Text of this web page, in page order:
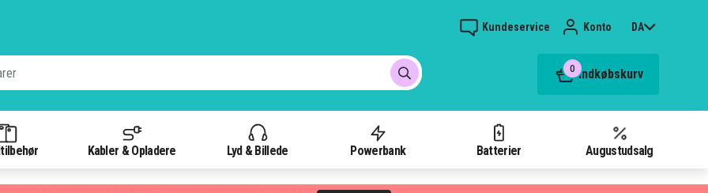
Kundeservice Konto DA
0 Indkøbskurv
Kabler & Opladere Lyd & Billede Powerbank Batterier Augustudsalg